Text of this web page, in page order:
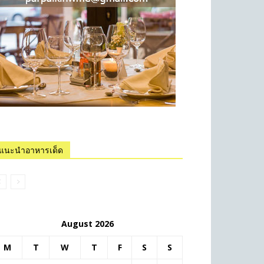
นะนำอาหารเด็ด
August 2026
M T W T F S S